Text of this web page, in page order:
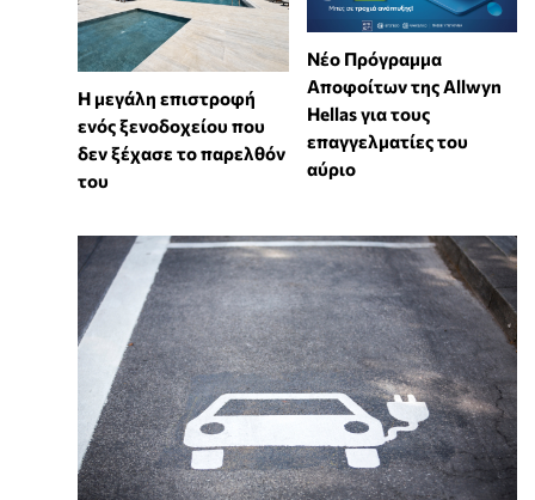
Η μεγάλη επιστροφή
ενός ξενοδοχείου που
δεν ξέχασε το παρελθόν
του
Νέο Πρόγραμμα
Αποφοίτων της Allwyn
Hellas για τους
επαγγελματίες του
αύριο